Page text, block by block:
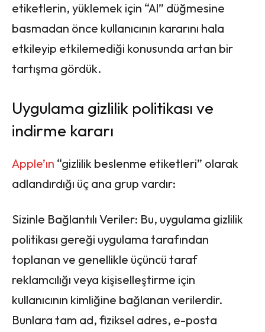
etiketlerin, yüklemek için “Al” düğmesine
basmadan önce kullanıcının kararını hala
etkileyip etkilemediği konusunda artan bir
tartışma gördük.
Uygulama gizlilik politikası ve
indirme kararı
Apple’ın “gizlilik beslenme etiketleri” olarak
adlandırdığı üç ana grup vardır:
Sizinle Bağlantılı Veriler: Bu, uygulama gizlilik
politikası gereği uygulama tarafından
toplanan ve genellikle üçüncü taraf
reklamcılığı veya kişiselleştirme için
kullanıcının kimliğine bağlanan verilerdir.
Bunlara tam ad, fiziksel adres, e-posta